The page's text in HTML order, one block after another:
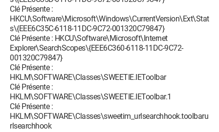
Clé Présente :
HKCU\Software\Microsoft\Windows\CurrentVersion\Ext\Stat
s\{EEE6C35C-6118-11DC-9C72-001320C79847}
Clé Présente : HKCU\Software\Microsoft\Internet
Explorer\SearchScopes\{EEE6C360-6118-11DC-9C72-
001320C79847}
Clé Présente :
HKLM\SOFTWARE\Classes\SWEETIE.IEToolbar
Clé Présente :
HKLM\SOFTWARE\Classes\SWEETIE.IEToolbar.1
Clé Présente :
HKLM\SOFTWARE\Classes\sweetim_urlsearchhook.toolbaru
rlsearchhook